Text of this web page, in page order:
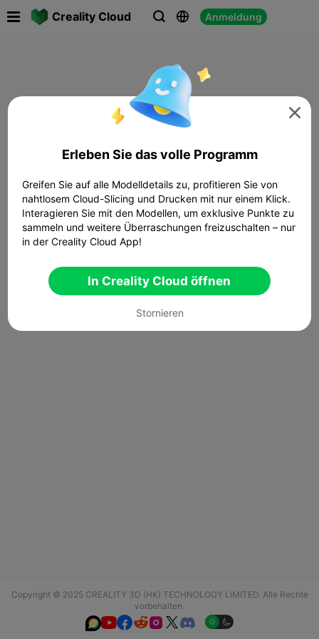
Creality Cloud   Anmeldung
Copyright © 2025 CREALITY 3D (HK) TECHNOLOGY LIMITED. Alle Rechte
vorbehalten.
  

Erleben Sie das volle Programm
Greifen Sie auf alle Modelldetails zu, profitieren Sie von
nahtlosem Cloud-Slicing und Drucken mit nur einem Klick.
Interagieren Sie mit den Modellen, um exklusive Punkte zu
sammeln und weitere Überraschungen freizuschalten – nur
in der Creality Cloud App!
In Creality Cloud öffnen
Stornieren